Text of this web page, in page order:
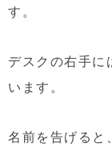
す。
デスクの右手に
います。
名前を告げると